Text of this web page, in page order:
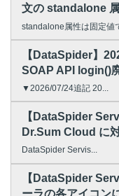
文の standalone
standalone属性は固定値
【DataSpider】
SOAP API login()
▼2026/07/24追記 20...
【DataSpider
Dr.Sum Cloud に
DataSpider Servis...
【DataSpider